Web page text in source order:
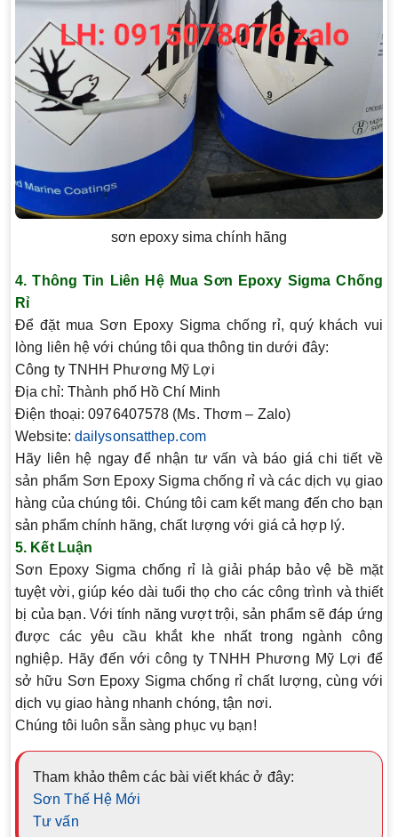
sơn epoxy sima chính hãng
4.Thông Tin Liên Hệ Mua Sơn Epoxy Sigma Chống
Rỉ
Để đặt mua Sơn Epoxy Sigma chống rỉ, quý khách vui
lòng liên hệ với chúng tôi qua thông tin dưới đây:
Công ty TNHH Phương Mỹ Lợi
Địa chỉ: Thành phố Hồ Chí Minh
Điện thoại: 0976407578 (Ms. Thơm – Zalo)
Website: dailysonsatthep.com
Hãy liên hệ ngay để nhận tư vấn và báo giá chi tiết về
sản phẩm Sơn Epoxy Sigma chống rỉ và các dịch vụ giao
hàng của chúng tôi. Chúng tôi cam kết mang đến cho bạn
sản phẩm chính hãng, chất lượng với giá cả hợp lý.
5. Kết Luận
Sơn Epoxy Sigma chống rỉ là giải pháp bảo vệ bề mặt
tuyệt vời, giúp kéo dài tuổi thọ cho các công trình và thiết
bị của bạn. Với tính năng vượt trội, sản phẩm sẽ đáp ứng
được các yêu cầu khắt khe nhất trong ngành công
nghiệp. Hãy đến với công ty TNHH Phương Mỹ Lợi để
sở hữu Sơn Epoxy Sigma chống rỉ chất lượng, cùng với
dịch vụ giao hàng nhanh chóng, tận nơi.
Chúng tôi luôn sẵn sàng phục vụ bạn!
Tham khảo thêm các bài viết khác ở đây:
Sơn Thế Hệ Mới
Tư vấn